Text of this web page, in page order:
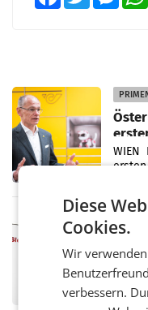
WIEN
ersten
von
Diese
Cookies.
Wir
verbessern.